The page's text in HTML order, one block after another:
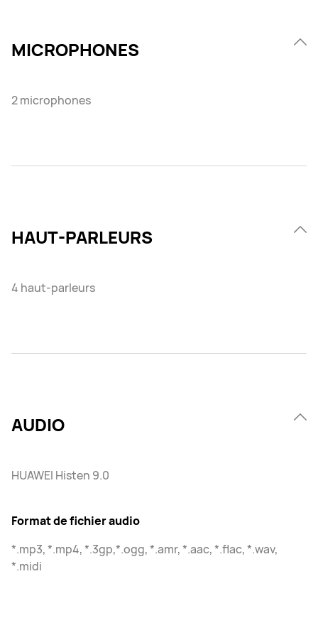
MICROPHONES
2 microphones
HAUT-PARLEURS
4 haut-parleurs
AUDIO
HUAWEI Histen 9.0
Format de fichier audio
*.mp3, *.mp4, *.3gp,*.ogg, *.amr, *.aac, *.flac, *.wav,
*.midi